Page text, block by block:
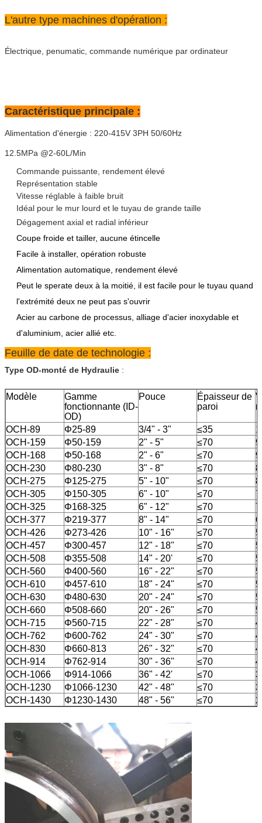
L'autre type machines d'opération :
Électrique, penumatic, commande numérique par ordinateur
Caractéristique principale :
Alimentation d'énergie : 220-415V 3PH 50/60Hz
12.5MPa @2-60L/Min
Commande puissante, rendement élevé
Représentation stable
Vitesse réglable à faible bruit
Idéal pour le mur lourd et le tuyau de grande taille
Dégagement axial et radial inférieur
Coupe froide et tailler, aucune étincelle
Facile à installer, opération robuste
Alimentation automatique, rendement élevé
Peut le sperate deux à la moitié, il est facile pour le tuyau quand
l'extrémité deux ne peut pas s'ouvrir
Acier au carbone de processus, alliage d'acier inoxydable et
d'aluminium, acier allié etc.
Feuille de date de technologie :
Type OD-monté de Hydraulie :
Modèle
Gamme
fonctionnante (ID-
OD)
Pouce
Épaisseur de
paroi
OCH-89 Φ25-89 3/4" - 3" ≤35
OCH-159
Φ50-159 2" - 5" ≤70
OCH-168
Φ50-168 2" - 6" ≤70
OCH-230
Φ80-230 3" - 8" ≤70
OCH-275
Φ125-275 5" - 10" ≤70
OCH-305
Φ150-305 6" - 10" ≤70
OCH-325
Φ168-325 6" - 12" ≤70
OCH-377
Φ219-377 8" - 14" ≤70
OCH-426
Φ273-426 10" - 16" ≤70
OCH-457
Φ300-457 12" - 18" ≤70
OCH-508
Φ355-508 14" - 20' ≤70
OCH-560
Φ400-560 16" - 22" ≤70
OCH-610
Φ457-610 18" - 24" ≤70
OCH-630
Φ480-630 20" - 24" ≤70
OCH-660
Φ508-660 20" - 26" ≤70
OCH-715
Φ560-715 22" - 28" ≤70
OCH-762
Φ600-762 24" - 30" ≤70
OCH-830
Φ660-813 26" - 32" ≤70
OCH-914
Φ762-914 30" - 36" ≤70
OCH-1066
Φ914-1066 36" - 42' ≤70
OCH-1230
Φ1066-1230 42" - 48" ≤70
OCH-1430
Φ1230-1430 48" - 56" ≤70